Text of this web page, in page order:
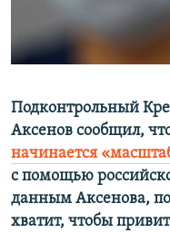
УКРАИНСКАЯ ПРОБЛЕМА
Подконтрольный
Аксенов сообщил,
начинается
с помощью
данным Аксенова,
хватит, чтобы